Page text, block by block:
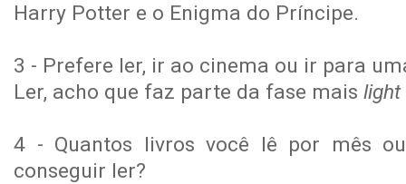
Harry Potter e o Enigma do Príncipe.
3 - Prefere ler, ir ao cinema ou ir para
Ler, acho que faz parte da fase mais light
4 - Quantos livros você lê por mês
conseguir ler?